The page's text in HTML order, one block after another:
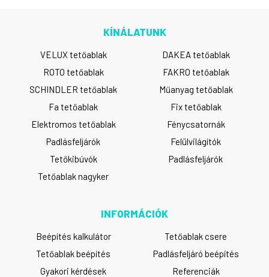
KÍNÁLATUNK
VELUX tetőablak
DAKEA tetőablak
ROTO tetőablak
FAKRO tetőablak
SCHINDLER tetőablak
Műanyag tetőablak
Fa tetőablak
Fix tetőablak
Elektromos tetőablak
Fénycsatornák
Padlásfeljárók
Felülvilágítók
Tetőkibúvók
Padlásfeljárók
Tetőablak nagyker
INFORMÁCIÓK
Beépítés kalkulátor
Tetőablak csere
Tetőablak beépítés
Padlásfeljáró beépítés
Gyakori kérdések
Referenciák